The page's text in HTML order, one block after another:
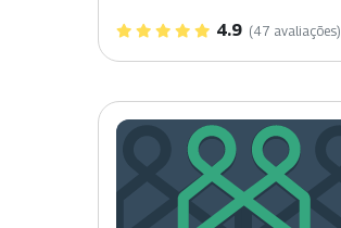
4.9 (47 avaliações)